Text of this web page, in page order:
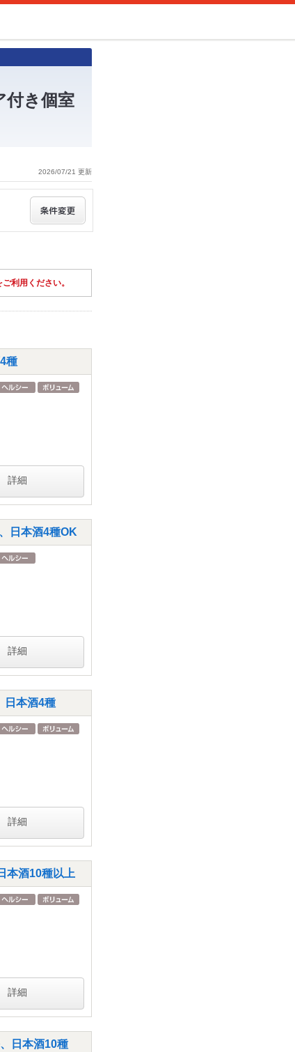
き個室
2026/07/21 更新
利用ください。
種
詳細
日本酒4種OK
詳細
日本酒4種
詳細
本酒10種以上
詳細
日本酒10種